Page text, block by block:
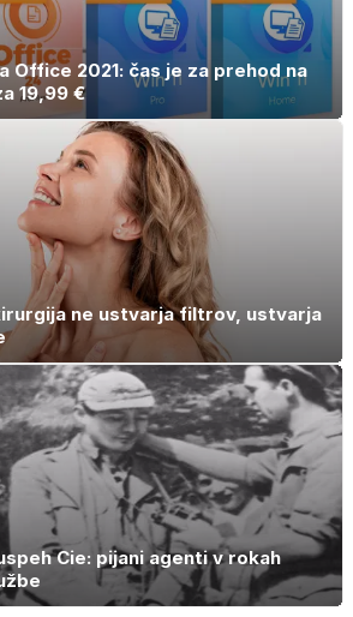
Office 2021: čas je za prehod na
19,99 €
ne ustvarja filtrov, ustvarja
Cie: pijani agenti v rokah